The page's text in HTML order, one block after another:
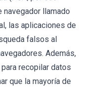
llamado
las aplicaciones de
falsos al
Además,
recopilar datos
que la mayoría de